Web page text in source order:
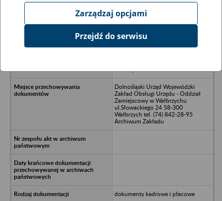
Ukryj wszystkie pozycje bazy
Zakłady Artykułów Technicznych i
Dolnośląski Urząd Wojewódzki
Zakład Obsługi Urzędu - Oddział
Zamiejscowy w Wałbrzychu
ul.Słowackiego 24 58-300
Wałbrzych tel. (74) 842-28-95
Archiwum Zakładu
dokumenty kadrowe i płacowe
Zarządzaj opcjami
Przejdź do serwisu